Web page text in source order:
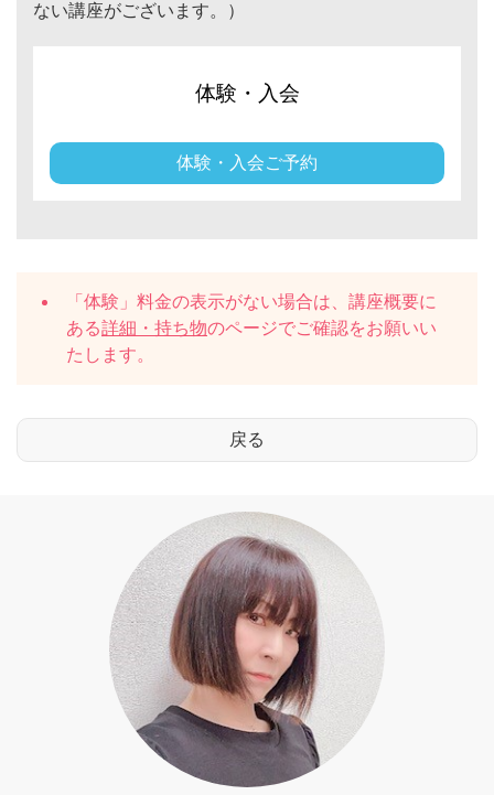
ない講座がございます。）
体験・入会
体験・入会ご予約
「体験」料金の表示がない場合は、講座概要に
ある詳細・持ち物のページでご確認をお願いい
たします。